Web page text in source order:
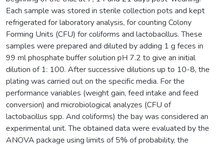
Each sample was stored in sterile collection pots and kept
refrigerated for laboratory analysis, for counting Colony
Forming Units (CFU) for coliforms and lactobacillus. These
samples were prepared and diluted by adding 1 g feces in
99 ml phosphate buffer solution pH 7.2 to give an initial
dilution of 1: 100. After successive dilutions up to 10-8, the
plating was carried out on the specific media. For the
performance variables (weight gain, feed intake and feed
conversion) and microbiological analyzes (CFU of
lactobacillus spp. And coliforms) the bay was considered an
experimental unit. The obtained data were evaluated by the
ANOVA package using limits of 5% of probability, the